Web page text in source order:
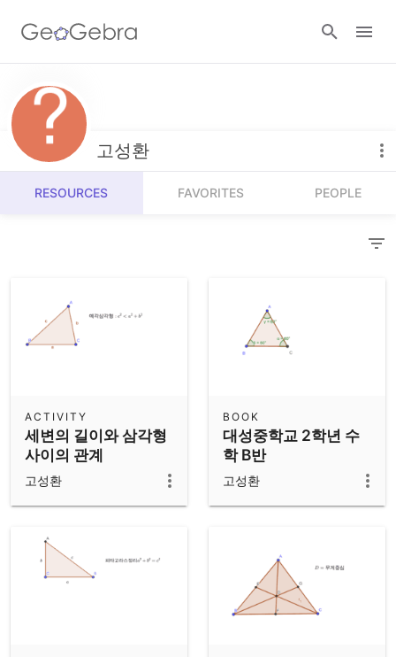
Resources
Number Sense
Algebra
Operations
Community Resources
Get started with our Resources
Calculators
Geometry
Notes
App Downloads
고성환
RESOURCES FAVORITES PEOPLE
세변의 길이와 삼각형
사이의 관계
ACTIVITY
고성환
대성중학교 2학년 수
학 B반
BOOK
고성환